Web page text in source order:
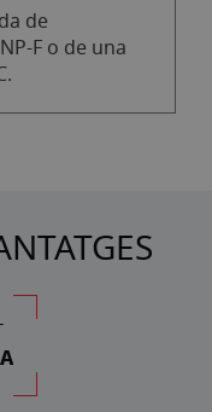
de
F o de una